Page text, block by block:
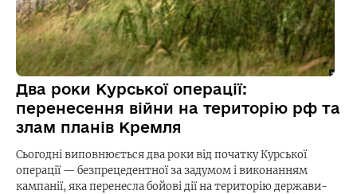
Два роки Курської операції:
перенесення війни на територію рф та
злам планів Кремля
Сьогодні виповнюється два роки від початку Курської
операції — безпрецедентної за задумом і виконанням
кампанії, яка перенесла бойові дії на територію держави-